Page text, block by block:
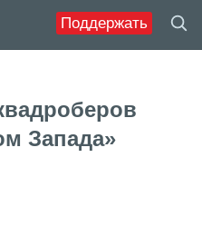
Поддержать
Запада»